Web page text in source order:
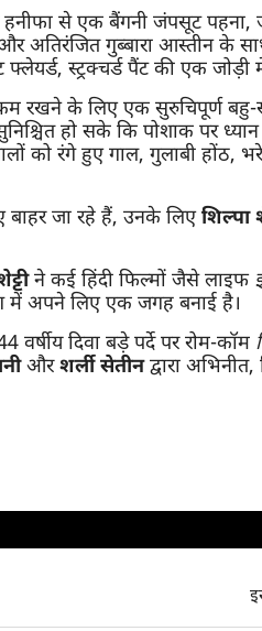
से एक बैंगनी जंपसूट पहना,
अतिरंजित गुब्बारा आस्तीन के
स्ट्रक्चर्ड पैंट की एक जोड़ी
के लिए एक सुरुचिपूर्ण बहु-
हो सके कि पोशाक पर
को रंगे हुए गाल, गुलाबी
बाहर जा रहे हैं, उनके लिएशिल्पा
ने कई हिंदी फिल्मों जैसे लाइफ
में अपने लिए एक जगह बनाई है।
दिवा बड़े पर्दे पर रोम-कॉम
औरशर्ली सेतीनद्वारा